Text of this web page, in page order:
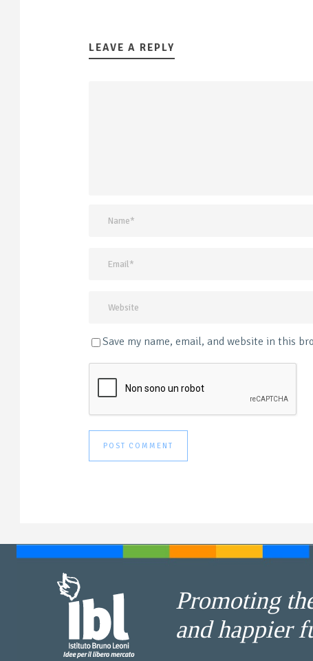
LEAVE A REPLY
Save my name, email, and website in this
Promoting
and happier